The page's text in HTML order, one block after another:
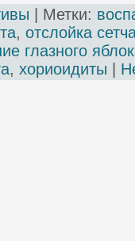
| Метки:
, отслойка
глазного
, хориоидиты